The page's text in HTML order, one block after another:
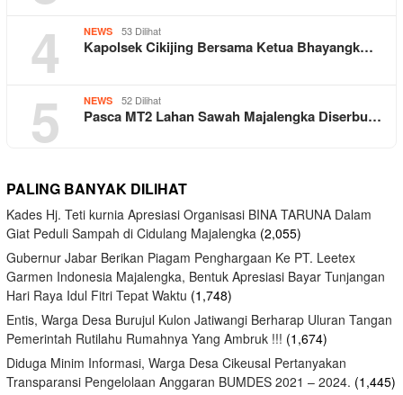
4 NEWS 53 Dilihat
Kapolsek Cikijing Bersama Ketua Bhayangk…
5 NEWS 52 Dilihat
Pasca MT2 Lahan Sawah Majalengka Diserbu…
PALING BANYAK DILIHAT
Kades Hj. Teti kurnia Apresiasi Organisasi BINA TARUNA Dalam
Giat Peduli Sampah di Cidulang Majalengka (2,055)
Gubernur Jabar Berikan Piagam Penghargaan Ke PT. Leetex
Garmen Indonesia Majalengka, Bentuk Apresiasi Bayar Tunjangan
Hari Raya Idul Fitri Tepat Waktu (1,748)
Entis, Warga Desa Burujul Kulon Jatiwangi Berharap Uluran Tangan
Pemerintah Rutilahu Rumahnya Yang Ambruk !!! (1,674)
Diduga Minim Informasi, Warga Desa Cikeusal Pertanyakan
Transparansi Pengelolaan Anggaran BUMDES 2021 – 2024. (1,445)